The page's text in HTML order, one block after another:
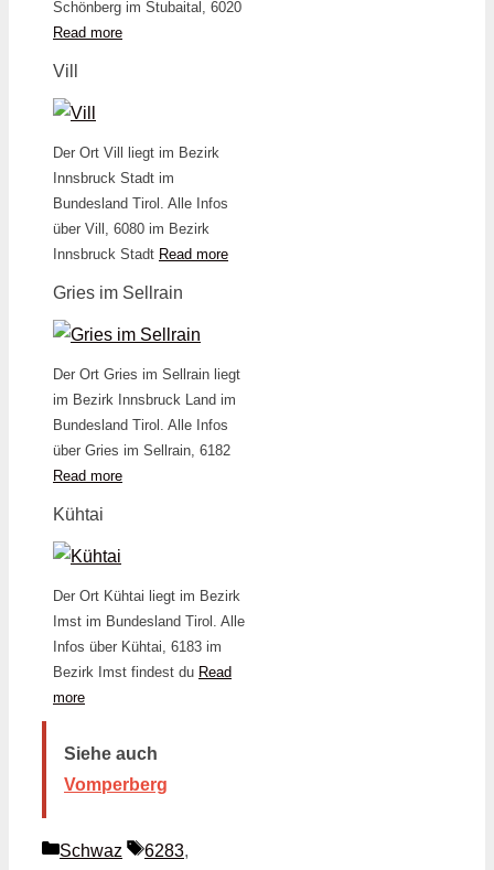
Schönberg im Stubaital, 6020
Read more
Vill
Der Ort Vill liegt im Bezirk
Innsbruck Stadt im
Bundesland Tirol. Alle Infos
über Vill, 6080 im Bezirk
Innsbruck Stadt Read more
Gries im Sellrain
Der Ort Gries im Sellrain liegt
im Bezirk Innsbruck Land im
Bundesland Tirol. Alle Infos
über Gries im Sellrain, 6182
Read more
Kühtai
Der Ort Kühtai liegt im Bezirk
Imst im Bundesland Tirol. Alle
Infos über Kühtai, 6183 im
Bezirk Imst findest du Read
more
Siehe auch
Vomperberg
Kategorien
Schwaz Schlagwörter
6283,